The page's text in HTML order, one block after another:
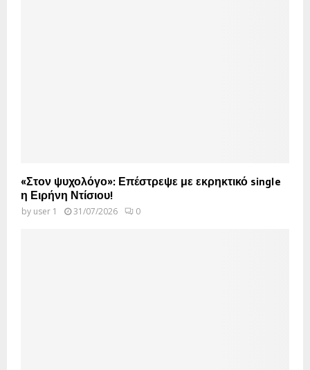
«Στον ψυχολόγο»: Επέστρεψε με εκρηκτικό single
η Ειρήνη Ντίσιου!
by user 1 31/07/2026 0